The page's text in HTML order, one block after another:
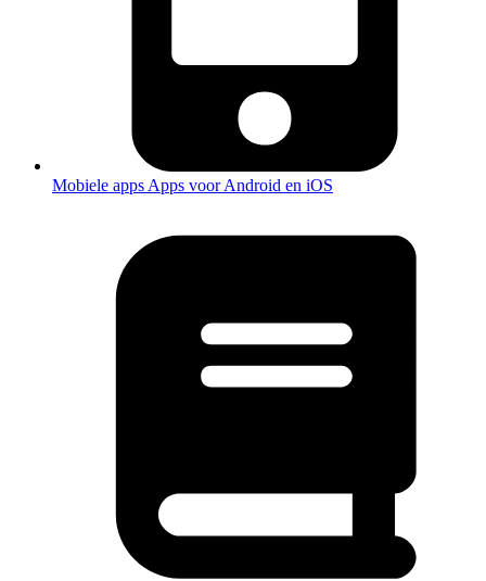
Mobiele apps Apps voor Android en iOS